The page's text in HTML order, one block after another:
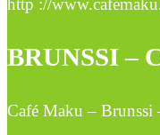
http ://
BRUNSSI –
Café Maku –